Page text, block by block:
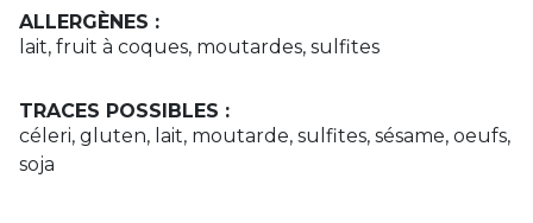
ALLERGÈNES :
lait, fruit à coques, moutardes, sulfites
TRACES POSSIBLES :
céleri, gluten, lait, moutarde, sulfites, sésame, oeufs,
soja